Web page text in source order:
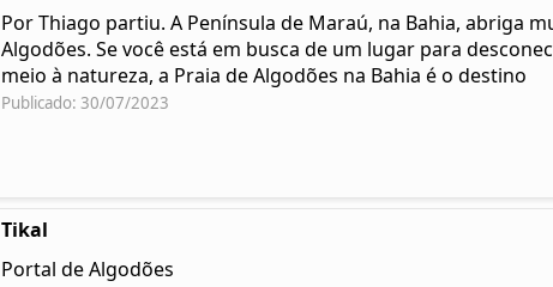
Por Thiago partiu. A Península de Maraú, na Bahia, abriga
Algodões. Se você está em busca de um lugar para
meio à natureza, a Praia de Algodões na Bahia é o destino
Publicado: 30/07/2023
Tikal
Portal de Algodões